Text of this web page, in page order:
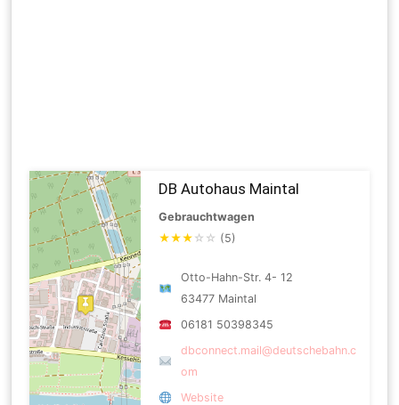
DB Autohaus Maintal
Gebrauchtwagen
★★★ ☆ ☆ (5)
Otto-Hahn-Str. 4- 12
63477 Maintal
06181 50398345
dbconnect.mail@deutschebahn.c
om
Website